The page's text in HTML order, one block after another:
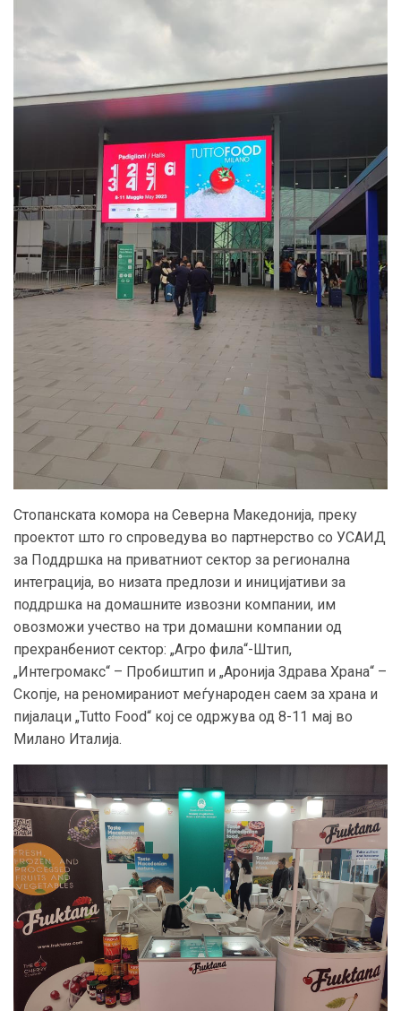
Стопанската комора на Северна Македонија, преку
проектот што го спроведува во партнерство со УСАИД
за Поддршка на приватниот сектор за регионална
интеграција, во низата предлози и иницијативи за
поддршка на домашните извозни компании, им
овозможи учество на три домашни компании од
прехранбениот сектор: „Агро фила“-Штип,
„Интегромакс“ – Пробиштип и „Аронија Здрава Храна“ –
Скопје, на реномираниот меѓународен саем за храна и
пијалаци „Tutto Food“ кој се одржува од 8-11 мај во
Милано Италија.